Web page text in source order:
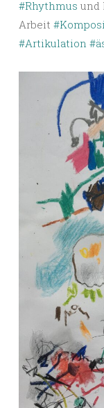
#Rhythmus und
Arbeit
#Artikulation